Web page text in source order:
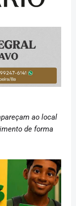
ao local
de forma